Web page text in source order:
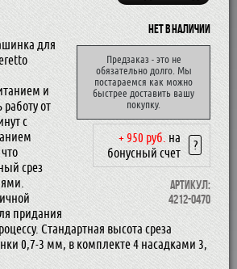
Нет в наличии
Предзаказ - это не
обязательно долго. Мы
постараемся как можно
быстрее доставить вашу
покупку.
+ 950 руб. на
бонусный счет
?
Артикул:
4212-0470
для
и
от
с
срез
придания
Стандартная высота среза
0,7-3 мм, в комплекте 4 насадками 3,